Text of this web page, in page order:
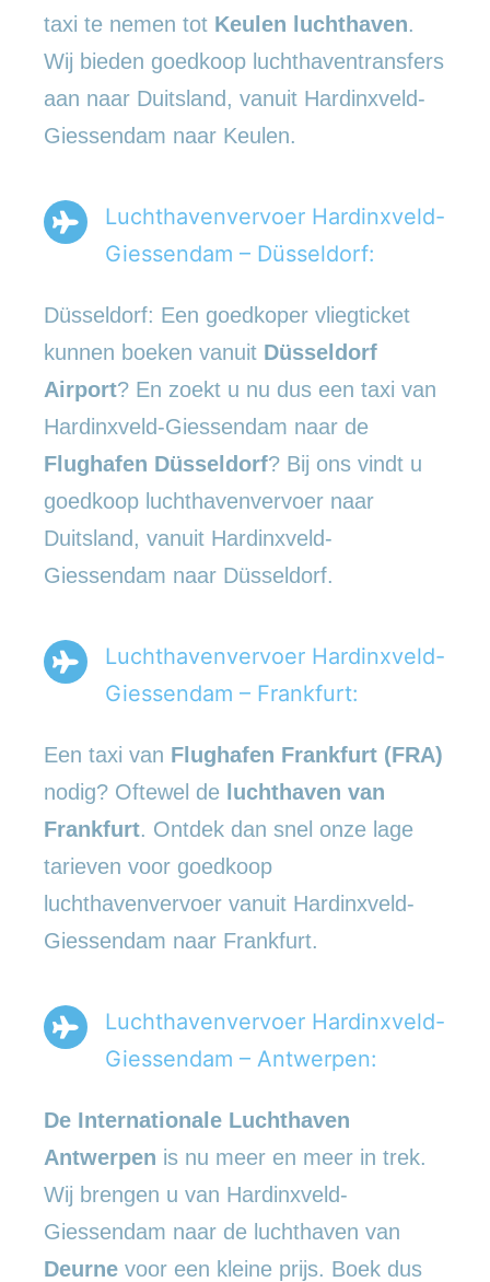
taxi te nemen tot Keulen luchthaven.
Wij bieden goedkoop luchthaventransfers
aan naar Duitsland, vanuit Hardinxveld-
Giessendam naar Keulen.
Luchthavenvervoer Hardinxveld-
Giessendam – Düsseldorf:
Düsseldorf: Een goedkoper vliegticket
kunnen boeken vanuit Düsseldorf
Airport? En zoekt u nu dus een taxi van
Hardinxveld-Giessendam naar de
Flughafen Düsseldorf? Bij ons vindt u
goedkoop luchthavenvervoer naar
Duitsland, vanuit Hardinxveld-
Giessendam naar Düsseldorf.
Luchthavenvervoer Hardinxveld-
Giessendam – Frankfurt:
Een taxi van Flughafen Frankfurt (FRA)
nodig? Oftewel de luchthaven van
Frankfurt. Ontdek dan snel onze lage
tarieven voor goedkoop
luchthavenvervoer vanuit Hardinxveld-
Giessendam naar Frankfurt.
Luchthavenvervoer Hardinxveld-
Giessendam – Antwerpen:
De Internationale Luchthaven
Antwerpen is nu meer en meer in trek.
Wij brengen u van Hardinxveld-
Giessendam naar de luchthaven van
Deurne voor een kleine prijs. Boek dus